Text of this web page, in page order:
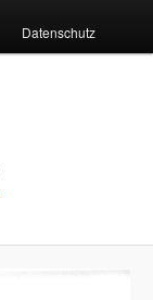
Datenschutz